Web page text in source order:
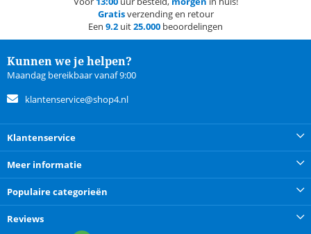
Gratisverzending en retour
Een 9.2 uit25.000 beoordelingen
Kunnen we je helpen?
Maandag bereikbaar vanaf 9:00
klantenservice@shop4.nl
Klantenservice
Meer informatie
Populaire categorieën
Reviews